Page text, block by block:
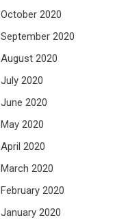
October 2020
September 2020
August 2020
July 2020
June 2020
May 2020
April 2020
March 2020
February 2020
January 2020